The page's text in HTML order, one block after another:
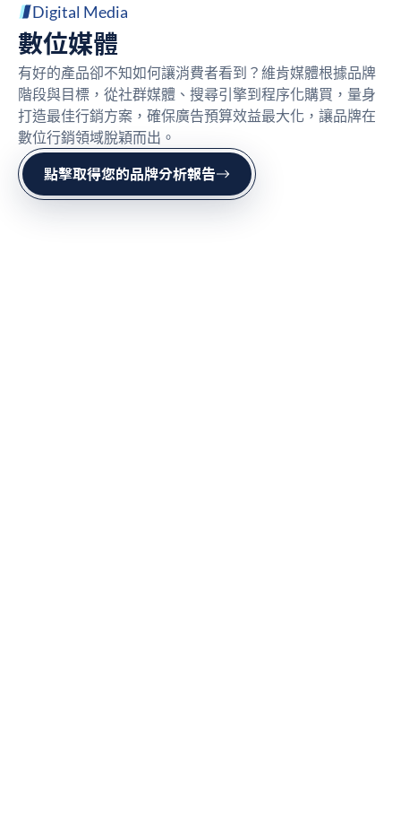
Digital Media
數位媒體
有好的產品卻不知如何讓消費者看到？維肯媒體根據品牌
階段與目標，從社群媒體、搜尋引擎到程序化購買，量身
打造最佳行銷方案，確保廣告預算效益最大化，讓品牌在
數位行銷領域脫穎而出。
點擊取得您的品牌分析報告